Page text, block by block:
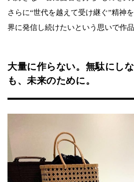
さらに“世代を越えて受け継ぐ”精神
界に発信し続けたいという思いで作
大量に作らない。無駄にし
も、未来のために。